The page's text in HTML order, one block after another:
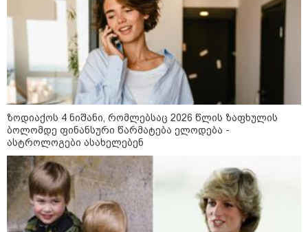
კატეგორიის ყველა სიახლე
მასწავლებელ გიგა ავალიანის
საქმეზე დაკავებული ნია იმნაძე
კლინიკაში გადაჰყავთ
გიგა ავალიანის საქმეზე აკავებენ
ანასტასია ბერუაშვილსაც
ზოდიაქოს 4 ნიშანი, რომლებსაც 2026 წლის ზაფხულის
ბოლომდე ფინანსური წარმატება ელოდება -
ასტროლოგები ასახელებენ